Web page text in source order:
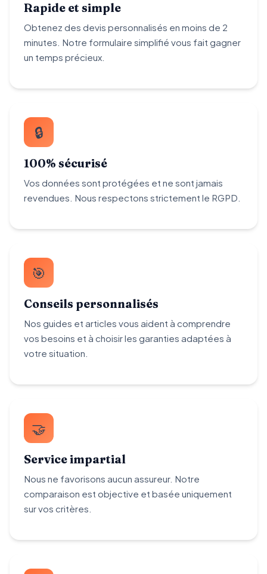
Rapide et simple
Obtenez des devis personnalisés en moins de 2
minutes. Notre formulaire simplifié vous fait gagner
un temps précieux.
🔒
100% sécurisé
Vos données sont protégées et ne sont jamais
revendues. Nous respectons strictement le RGPD.
🎯
Conseils personnalisés
Nos guides et articles vous aident à comprendre
vos besoins et à choisir les garanties adaptées à
votre situation.
🤝
Service impartial
Nous ne favorisons aucun assureur. Notre
comparaison est objective et basée uniquement
sur vos critères.